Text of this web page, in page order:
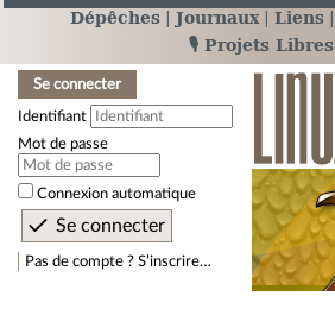
Dépêches Journaux Liens
🎙️ Projets Libres
Se connecter
Identifiant
Mot de passe
Connexion automatique
Pas de compte ? S’inscrire…